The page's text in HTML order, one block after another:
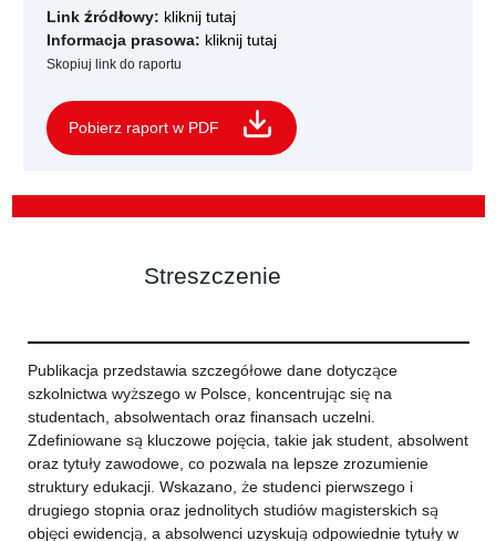
Link źródłowy: kliknij tutaj
Informacja prasowa: kliknij tutaj
Skopiuj link do raportu
Pobierz raport w PDF
Streszczenie
Publikacja przedstawia szczegółowe dane dotyczące
szkolnictwa wyższego w Polsce, koncentrując się na
studentach, absolwentach oraz finansach uczelni.
Zdefiniowane są kluczowe pojęcia, takie jak student, absolwent
oraz tytuły zawodowe, co pozwala na lepsze zrozumienie
struktury edukacji. Wskazano, że studenci pierwszego i
drugiego stopnia oraz jednolitych studiów magisterskich są
objęci ewidencją, a absolwenci uzyskują odpowiednie tytuły w